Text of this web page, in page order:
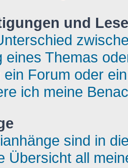
und
eines Themas
Forum oder
ich meine
sind in
Übersicht all